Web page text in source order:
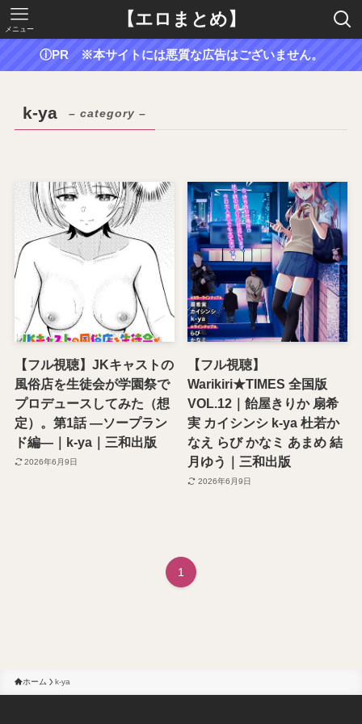
【エロまとめ】
メニュー
ⓘPR ※本サイトには悪質な広告はございません。
k-ya – category –
【フル視聴】JKキャストの
風俗店を生徒会が学園祭で
プロデュースしてみた（想
定）。第1話 ―ソープラン
ド編―｜k-ya｜三和出版
2026年6月9日
【フル視聴】
Warikiri★TIMES 全国版
VOL.12｜飴屋きりか 扇希
実 カイシンシ k-ya 杜若か
なえ らび かなミ あまめ 結
月ゆう｜三和出版
2026年6月9日
1
ホーム k-ya